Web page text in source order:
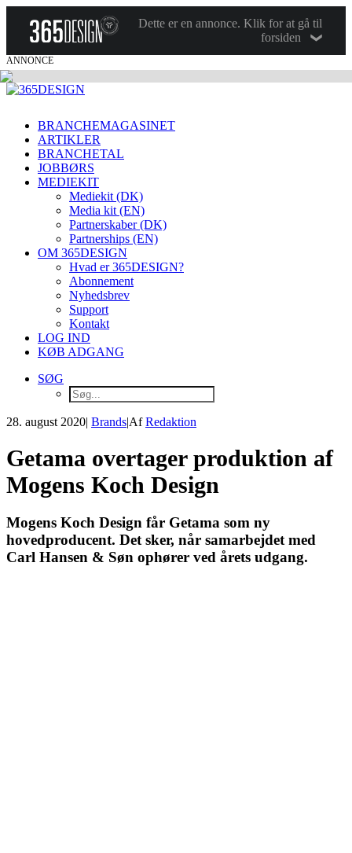
Dette er en annonce. Klik for at gå til
forsiden
ANNONCE
BRANCHEMAGASINET
ARTIKLER
BRANCHETAL
JOBBØRS
MEDIEKIT
Mediekit (DK)
Media kit (EN)
Partnerskaber (DK)
Partnerships (EN)
OM 365DESIGN
Hvad er 365DESIGN?
Abonnement
Nyhedsbrev
Support
Kontakt
LOG IND
KØB ADGANG
SØG
28. august 2020| Brands|AfRedaktion
Getama overtager produktion af
Mogens Koch Design
Mogens Koch Design får Getama som ny
hovedproducent. Det sker, når samarbejdet med
Carl Hansen & Søn ophører ved årets udgang.